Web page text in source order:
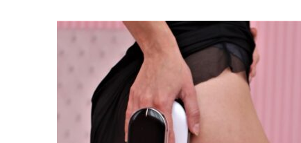
бессонницу и головную боль. Снять
последствия стресса помогут
приборы от усталости